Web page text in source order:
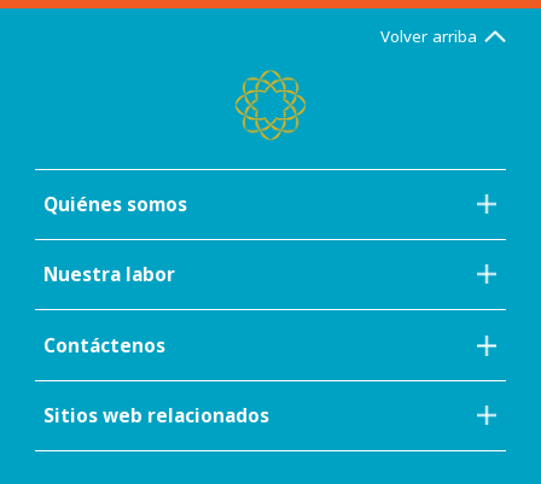
Volver arriba
Quiénes somos
Nuestra labor
Contáctenos
Sitios web relacionados